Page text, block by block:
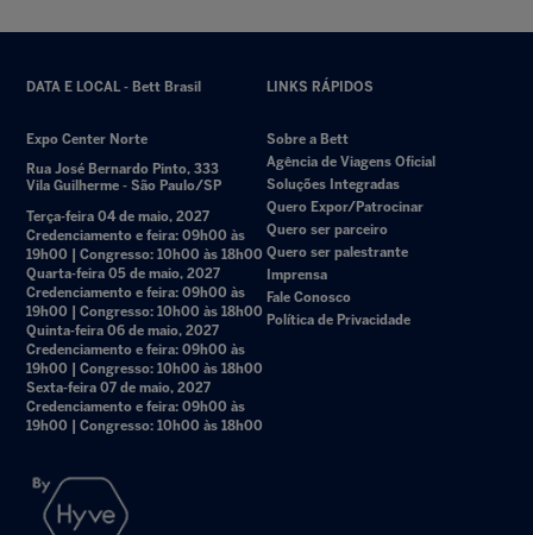
DATA E LOCAL - Bett Brasil
Expo Center Norte
Rua José Bernardo Pinto, 333
Vila Guilherme - São Paulo/SP
Terça-feira 04 de maio, 2027
Credenciamento e feira: 09h00 às
19h00 | Congresso: 10h00 às 18h00
Quarta-feira 05 de maio, 2027
Credenciamento e feira: 09h00 às
19h00 | Congresso: 10h00 às 18h00
Quinta-feira 06 de maio, 2027
Credenciamento e feira: 09h00 às
19h00 | Congresso: 10h00 às 18h00
Sexta-feira 07 de maio, 2027
Credenciamento e feira: 09h00 às
19h00 | Congresso: 10h00 às 18h00
LINKS RÁPIDOS
Sobre a Bett
Agência de Viagens Oficial
Soluções Integradas
Quero Expor/Patrocinar
Quero ser parceiro
Quero ser palestrante
Imprensa
Fale Conosco
Política de Privacidade